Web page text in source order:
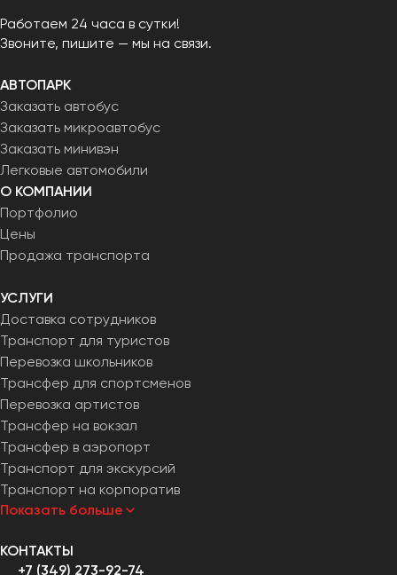
Работаем 24 часа в сутки!
Звоните, пишите — мы на связи.
АВТОПАРК
Заказать автобус
Заказать микроавтобус
Заказать минивэн
Легковые автомобили
О КОМПАНИИ
Портфолио
Цены
Продажа транспорта
УСЛУГИ
Доставка сотрудников
Транспорт для туристов
Перевозка школьников
Трансфер для спортсменов
Перевозка артистов
Трансфер на вокзал
Трансфер в аэропорт
Транспорт для экскурсий
Транспорт на корпоратив
Показать больше
КОНТАКТЫ
+7 (349) 273-92-74